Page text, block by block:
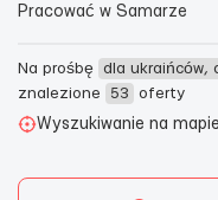
Pracować w Samarze
Na prośbę dla ukraińców,
znalezione
53
oferty
Wyszukiwanie na mapie